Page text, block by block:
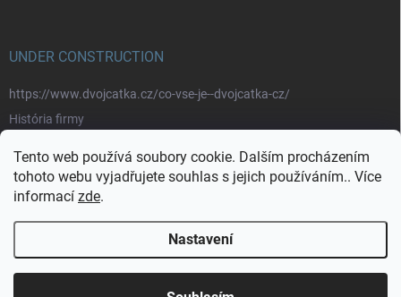
Tento web používá soubory cookie. Dalším procházením
tohoto webu vyjadřujete souhlas s jejich používáním.. Více
informací zde.
Nastavení
UNDER CONSTRUCTION
https://www.dvojcatka.cz/co-vse-je--dvojcatka-cz/
História firmy
Značky
https://www.dvojcatka.cz/kontakty/>
dvojčátka.cz . Všechna práva vyhrazena.